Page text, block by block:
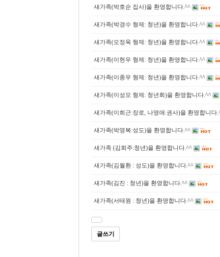
새가족(박호순 집사)을 환영합니다.^^
새가족(박경수 형제: 청년)을 환영합니다.^^
새가족(오정욱 형제: 청년)을 환영합니다.^^
새가족(이현우 형제: 청년)을 환영합니다.^^
새가족(이종우 형제: 청년)을 환영합니다.^^
새가족(이성모 형제: 청년회)을 환영합니다.^^
새가족(이희근:장로, 나영애:권사)을 환영합니다
새가족(박영복:성도)을 환영합니다.^^
새가족 (김희주:청년)을 환영합니다.^^
새가족(김월환 : 성도)을 환영합니다.^^
새가족(김진 : 청년)을 환영합니다.^^
새가족(서태원 : 청년)을 환영합니다.^^
글쓰기